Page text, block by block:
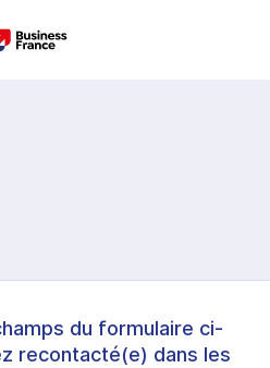
du formulaire ci-
recontacté(e) dans les